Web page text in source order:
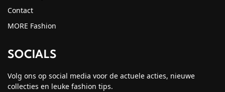
Contact
MORE Fashion
SOCIALS
Volg ons op social media voor de actuele acties, nieuwe
collecties en leuke fashion tips.